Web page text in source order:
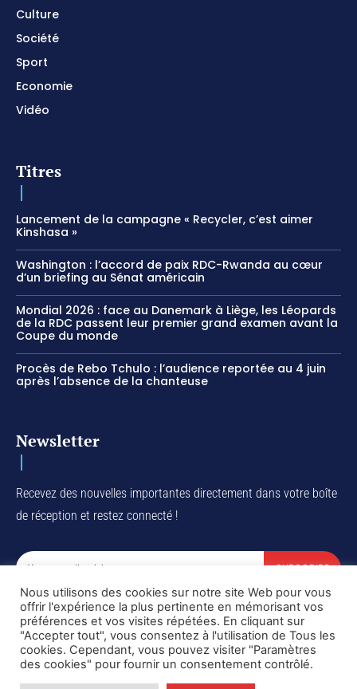
Culture
Société
Sport
Economie
Vidéo
Titres
Lancement de la campagne « Recycler, c’est aimer
Kinshasa »
Washington : l’accord de paix RDC-Rwanda au cœur
d’un briefing au Sénat américain
Mondial 2026 : face au Danemark à Liège, les Léopards
de la RDC passent leur premier grand examen avant la
Coupe du monde
Procès de Rebo Tchulo : l’audience reportée au 4 juin
après l’absence de la chanteuse
Newsletter
Recevez des nouvelles importantes directement dans votre boîte
de réception et restez connecté !
SUBSCRIBE
I've read and accept thePrivacy Policy.
Copyright © DiaspoRDC. All rights reserved
Nous utilisons des cookies sur notre site Web pour vous
offrir l'expérience la plus pertinente en mémorisant vos
préférences et vos visites répétées. En cliquant sur
"Accepter tout", vous consentez à l'utilisation de Tous les
cookies. Cependant, vous pouvez visiter "Paramètres
des cookies" pour fournir un consentement contrôlé.